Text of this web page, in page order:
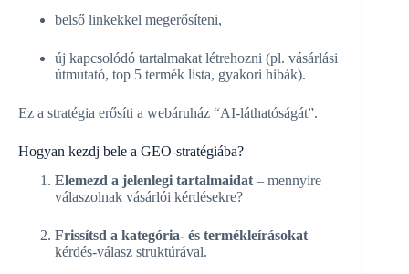
belső linkekkel megerősíteni,
új kapcsolódó tartalmakat létrehozni (pl. vásárlási
útmutató, top 5 termék lista, gyakori hibák).
Ez a stratégia erősíti a webáruház “AI-láthatóságát”.
Hogyan kezdj bele a GEO-stratégiába?
Elemezd a jelenlegi tartalmaidat – mennyire
válaszolnak vásárlói kérdésekre?
Frissítsd a kategória- és termékleírásokat
kérdés-válasz struktúrával.